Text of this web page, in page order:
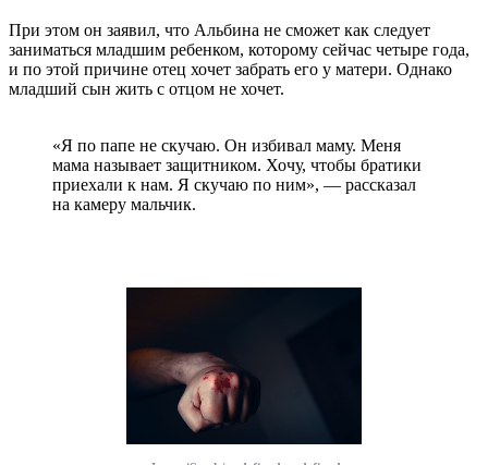
При этом он заявил, что Альбина не сможет как следует
заниматься младшим ребенком, которому сейчас четыре года,
и по этой причине отец хочет забрать его у матери. Однако
младший сын жить с отцом не хочет.
«Я по папе не скучаю. Он избивал маму. Меня
мама называет защитником. Хочу, чтобы братики
приехали к нам. Я скучаю по ним», — рассказал
на камеру мальчик.